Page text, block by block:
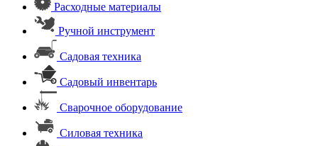
Расходные материалы
Ручной инструмент
Садовая техника
Садовый инвентарь
Сварочное оборудование
Силовая техника